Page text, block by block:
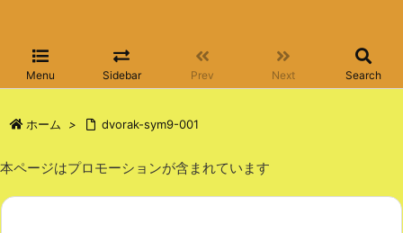
Menu Sidebar Prev Next Search
ホーム > dvorak-sym9-001
本ページはプロモーションが含まれています